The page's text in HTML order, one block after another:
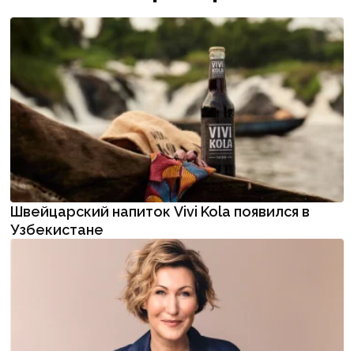
Швейцарский напиток Vivi Kola появился в
Узбекистане